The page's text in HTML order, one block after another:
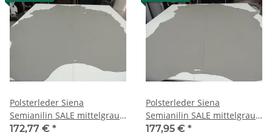
Polsterleder Siena
Semianilin SALE mittelgrau
4,33 qm
172,77 € *
Polsterleder Siena
Semianilin SALE mittelgrau
4,46 qm
177,95 € *